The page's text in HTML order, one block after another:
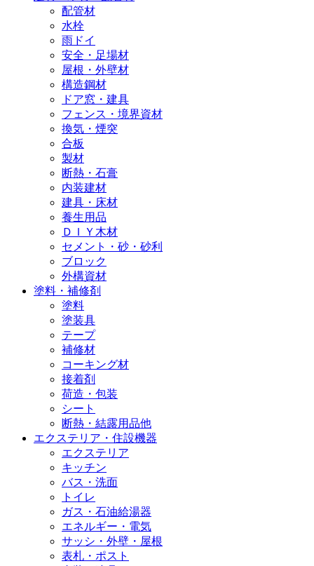
配管材
水栓
雨ドイ
安全・足場材
屋根・外壁材
構造鋼材
ドア窓・建具
フェンス・境界資材
換気・煙突
合板
製材
断熱・石膏
内装建材
建具・床材
養生用品
ＤＩＹ木材
セメント・砂・砂利
ブロック
外構資材
塗料・補修剤
塗料
塗装具
テープ
補修材
コーキング材
接着剤
荷造・包装
シート
断熱・結露用品他
エクステリア・住設機器
エクステリア
キッチン
バス・洗面
トイレ
ガス・石油給湯器
エネルギー・電気
サッシ・外壁・屋根
表札・ポスト